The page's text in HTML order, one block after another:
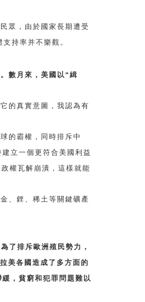
眾，由於國家長期遭受
持率并不樂觀。
數月來，美國以 “ 緝
的真實意圖，我認為有
的霸權，同時排斥中
立一個更符合美國利益
權瓦解崩潰，這樣就能
、鋰、稀土等關鍵礦產
為了排斥歐洲殖民勢力，
美各國造成了多方面的
，貧窮和犯罪問題難以